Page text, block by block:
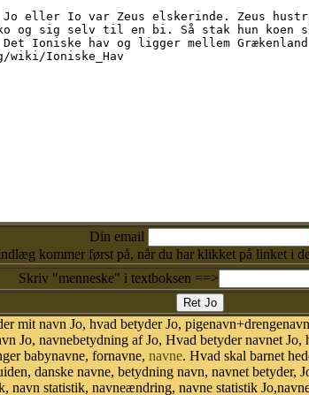
Din email
kommer først på, når du har klikket på linket i
Skriv "menneske" i textboksen ==>
mit navn Jo, hvad betyder Jo,
Jo, navnebetydning af Jo, Hvad betyder navnet
babynavne, fornavne, navne. Hvad skal barnet
danske navne, betydning navn, navnet betyder,
navn statistik, navneændring, navne statistik